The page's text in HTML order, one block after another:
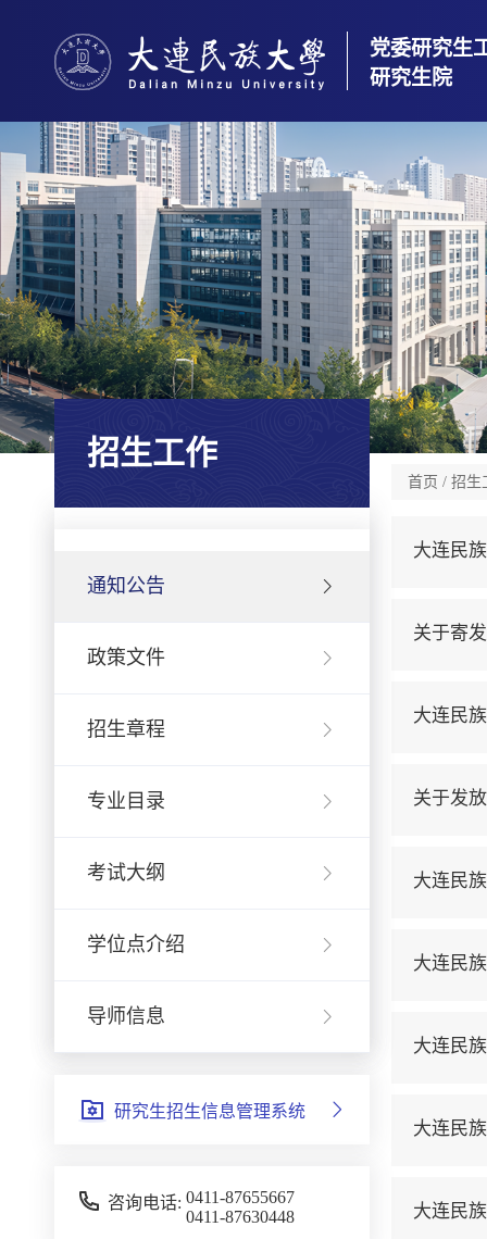
党委研究生
研究生院
招生工作
通知公告
政策文件
招生章程
专业目录
考试大纲
学位点介绍
导师信息
研究生招生信息管理系统
咨询电话: 0411-87655667
0411-87630448
首页 / 招生
大连民
关于寄
大连民
关于发
大连民
大连民
大连民
大连民
大连民